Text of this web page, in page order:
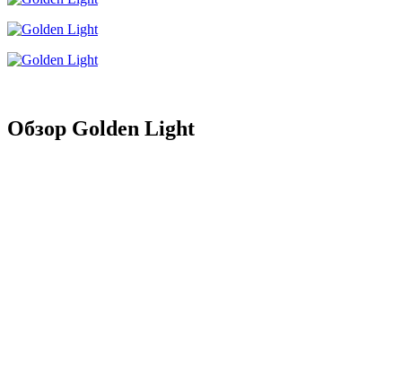
Обзор Golden Light